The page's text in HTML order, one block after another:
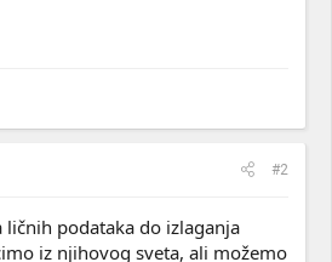
#2
podataka do izlaganja
iz njihovog sveta, ali možemo